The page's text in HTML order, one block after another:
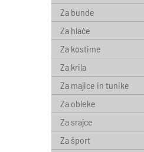
Za bunde
Za hlače
Za kostime
Za krila
Za majice in tunike
Za obleke
Za srajce
Za šport